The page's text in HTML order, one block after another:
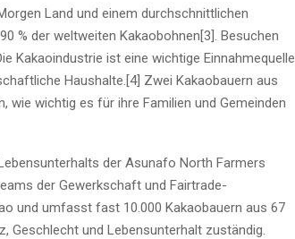
Land und einem durchschnittlichen
% der weltweiten Kakaobohnen[3]. Besuchen
Kakaoindustrie ist eine wichtige Einnahmequelle
Haushalte.[4] Zwei Kakaobauern aus
wie wichtig es für ihre Familien und Gemeinden
der Asunafo North Farmers
der Gewerkschaft und Fairtrade-
und umfasst fast 10.000 Kakaobauern aus 67
Geschlecht und Lebensunterhalt zuständig.